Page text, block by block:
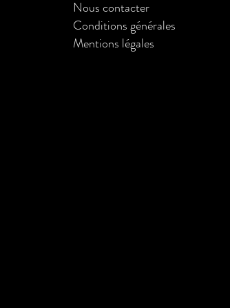
Nous contacter
Conditions générales
Mentions légales